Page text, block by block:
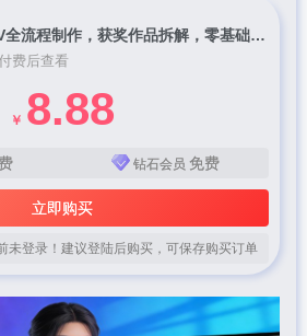
3D漫剧实战课：AIMV全流程制作，获奖作品拆解，零基础也能学
费后查看
￥ 8.88
钻石会员 免费
立即购买
未登录！建议登陆后购买，可保存购买订单